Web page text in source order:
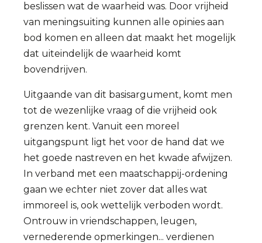
beslissen wat de waarheid was. Door vrijheid
van meningsuiting kunnen alle opinies aan
bod komen en alleen dat maakt het mogelijk
dat uiteindelijk de waarheid komt
bovendrijven.
Uitgaande van dit basisargument, komt men
tot de wezenlijke vraag of die vrijheid ook
grenzen kent. Vanuit een moreel
uitgangspunt ligt het voor de hand dat we
het goede nastreven en het kwade afwijzen.
In verband met een maatschappij-ordening
gaan we echter niet zover dat alles wat
immoreel is, ook wettelijk verboden wordt.
Ontrouw in vriendschappen, leugen,
vernederende opmerkingen... verdienen